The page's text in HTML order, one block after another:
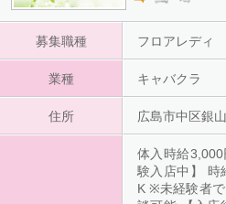
るので荷物を
クブースもあ
も出来ます。
ます。帰りは
けれる託児所
全員で女性を
募集職種 フロアレディ
業種 キャバクラ
住所 広島市中区銀
体入時給
験入店中】 時
K ※未経験者